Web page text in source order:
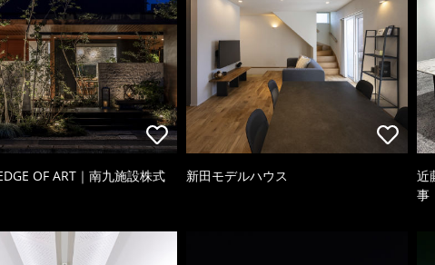
OF ART｜南九施設株式 新田モデルハウス
近
事